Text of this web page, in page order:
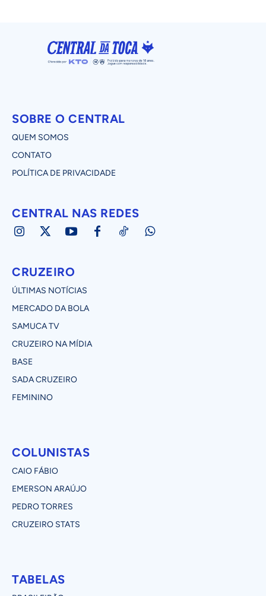
SOBRE O CENTRAL
QUEM SOMOS
CONTATO
POLÍTICA DE PRIVACIDADE
CENTRAL NAS REDES
CRUZEIRO
ÚLTIMAS NOTÍCIAS
MERCADO DA BOLA
SAMUCA TV
CRUZEIRO NA MÍDIA
BASE
SADA CRUZEIRO
FEMININO
COLUNISTAS
CAIO FÁBIO
EMERSON ARAÚJO
PEDRO TORRES
CRUZEIRO STATS
TABELAS